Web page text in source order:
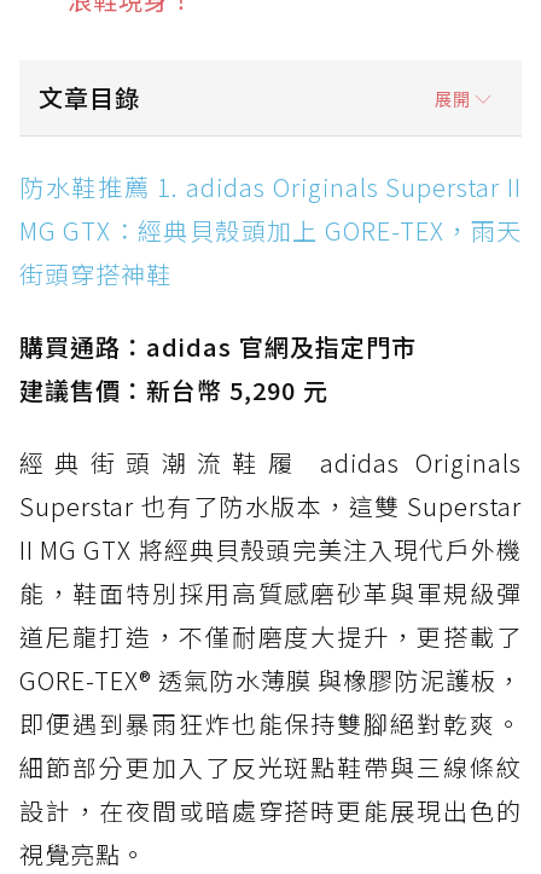
文章目錄 展開
防水鞋推薦 1. adidas Originals Superstar II
MG GTX：經典貝殼頭加上 GORE-TEX，雨天街
頭穿搭神鞋
防水鞋推薦 2. New Balance Hierro v9 GORE-
防水鞋推薦 3. Nike Dunk Low GORE-TEX：
經典 Dunk 輪廓加上防水科技，雨天穿搭帥度不
打折
防水鞋推薦 4. ASICS TRABUCO 14 GTX：搭
載 GORE-TEX 隱形貼合科技，全方位防水神鞋
防水鞋推薦 5. Salomon XT-6 GORE-TEX：潮
人必備山系鞋王！防滑、防水與街頭顏值一次攻
頂
防水鞋推薦 6. HOKA Stinson Evo GTX：越野
復刻厚底，GORE-TEX 防水與增高神器一次滿
防水鞋推薦 7. Timberland Motion Access：
黃靴同級頂級防水，輕量化工裝健走鞋雨天必備
防水鞋推薦 7. Timberland Motion Access：
黃靴同級頂級防水，輕量化工裝健走鞋雨天必備
防水鞋推薦 1. adidas Originals Superstar II
MG GTX：經典貝殼頭加上 GORE-TEX，雨天
街頭穿搭神鞋
購買通路：adidas 官網及指定門市
建議售價：新台幣 5,290 元
經典街頭潮流鞋履 adidas Originals
Superstar 也有了防水版本，這雙 Superstar
II MG GTX 將經典貝殼頭完美注入現代戶外機
能，鞋面特別採用高質感磨砂革與軍規級彈
道尼龍打造，不僅耐磨度大提升，更搭載了
GORE-TEX® 透氣防水薄膜 與橡膠防泥護板，
即便遇到暴雨狂炸也能保持雙腳絕對乾爽。
細節部分更加入了反光斑點鞋帶與三線條紋
設計，在夜間或暗處穿搭時更能展現出色的
視覺亮點。